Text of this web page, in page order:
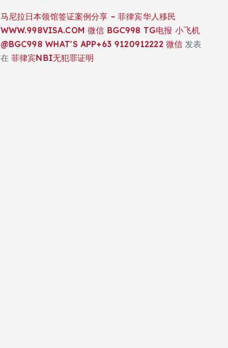
马尼拉日本领馆签证案例分享 – 菲律宾华人移民
WWW.998VISA.COM 微信 BGC998 TG电报 小飞机
@BGC998 WHAT'S APP+63 9120912222 微信 发表
在 菲律宾NBI无犯罪证明